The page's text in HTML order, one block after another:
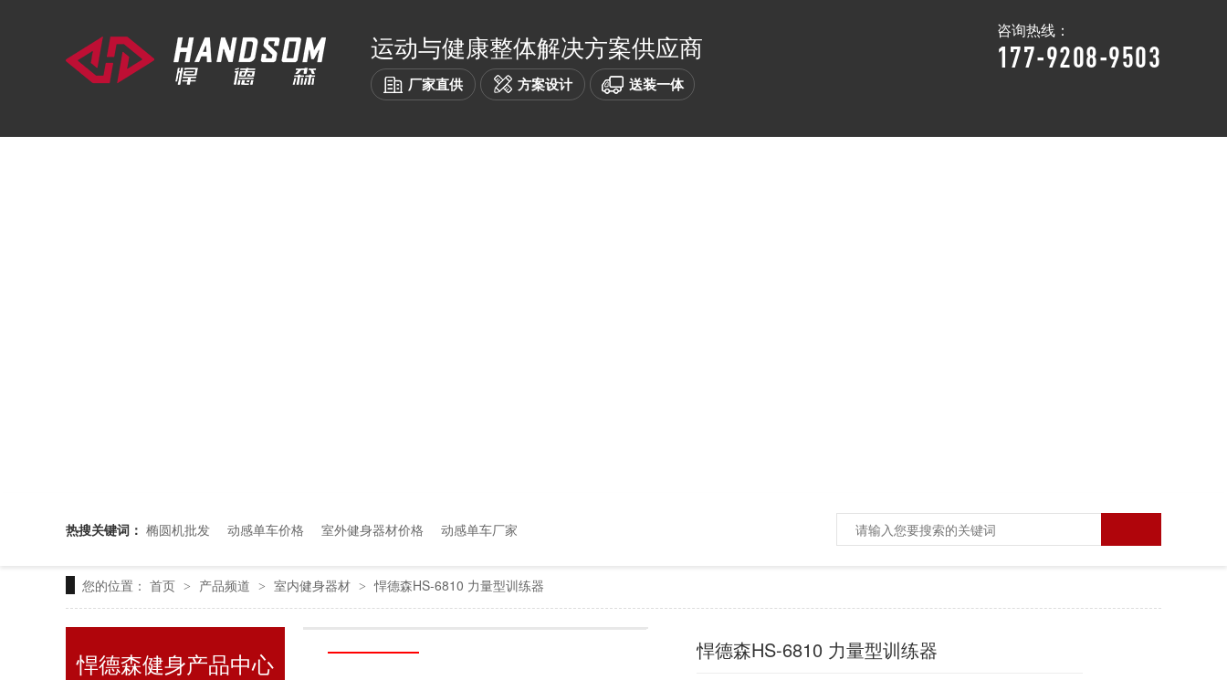
运动与健康整体解决方案供应商
厂家直供 方案设计 送装一体
咨询热线：
177-9208-9503
热搜关键词： 椭圆机批发 动感单车价格 室外健身器材价格 动感单车厂家
您的位置： 首页 > 产品频道 > 室内健身器材 > 悍德森HS-6810 力量型训练器
悍德森HS-6810 力量型训练器
悍德森健身产品中心